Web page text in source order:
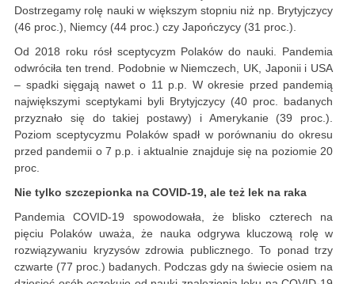
Dostrzegamy rolę nauki w większym stopniu niż np. Brytyjczycy
(46 proc.), Niemcy (44 proc.) czy Japończycy (31 proc.).
Od 2018 roku rósł sceptycyzm Polaków do nauki. Pandemia
odwróciła ten trend. Podobnie w Niemczech, UK, Japonii i USA
– spadki sięgają nawet o 11 p.p. W okresie przed pandemią
największymi sceptykami byli Brytyjczycy (40 proc. badanych
przyznało się do takiej postawy) i Amerykanie (39 proc.).
Poziom sceptycyzmu Polaków spadł w porównaniu do okresu
przed pandemii o 7 p.p. i aktualnie znajduje się na poziomie 20
proc.
Nie tylko szczepionka na COVID-19, ale też lek na raka
Pandemia COVID-19 spowodowała, że blisko czterech na
pięciu Polaków uważa, że nauka odgrywa kluczową rolę w
rozwiązywaniu kryzysów zdrowia publicznego. To ponad trzy
czwarte (77 proc.) badanych. Podczas gdy na świecie osiem na